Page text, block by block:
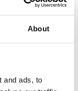
About
and ads, to
O1605 On/Off
O1606 On/Off
O1607 On/Off